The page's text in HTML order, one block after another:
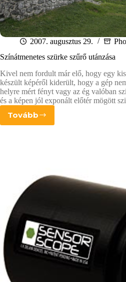
2007. augusztus 29.
Színátmenetes szürke szűrő utánzása
Kivel nem fordult már elő, hogy egy
készült képéről kiderült, hogy a gép
helyre mért fényt vagy az ég valóban
és a képen jól exponált előtér mögött
TovábbSzínátmenetes